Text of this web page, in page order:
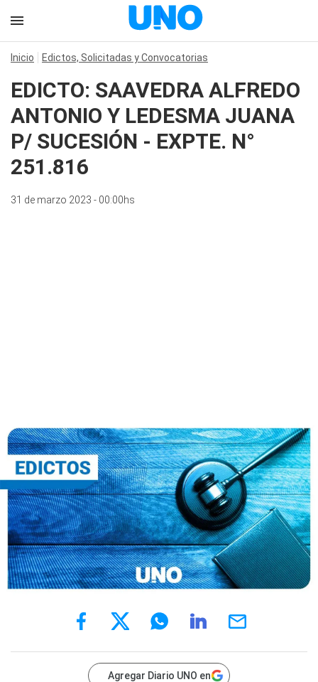
Inicio Edictos, Solicitadas y Convocatorias
EDICTO: SAAVEDRA ALFREDO
ANTONIO Y LEDESMA JUANA
P/ SUCESIÓN - EXPTE. N°
251.816
31 de marzo 2023 - 00:00hs
Agregar Diario UNO en